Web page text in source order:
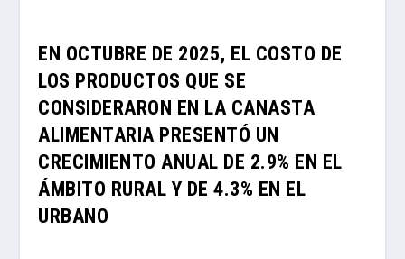
EN OCTUBRE DE 2025, EL COSTO DE
LOS PRODUCTOS QUE SE
CONSIDERARON EN LA CANASTA
ALIMENTARIA PRESENTÓ UN
CRECIMIENTO ANUAL DE 2.9% EN EL
ÁMBITO RURAL Y DE 4.3% EN EL
URBANO